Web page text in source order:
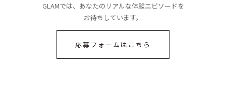
GLAMでは、あなたのリアルな体験エピソードを
お待ちしています。
応募フォームはこちら